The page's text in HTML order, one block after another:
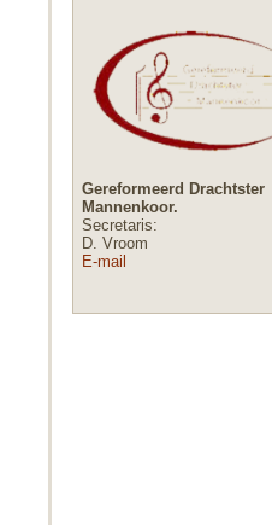
Gereformeerd Drachtster
Mannenkoor.
Secretaris:
D. Vroom
E-mail